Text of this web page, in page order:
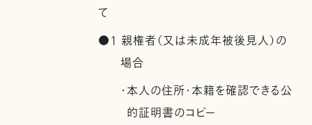
て
●1 親権者（又は未成年被後見人）の
場合
・本人の住所・本籍を確認できる公
的証明書のコピー